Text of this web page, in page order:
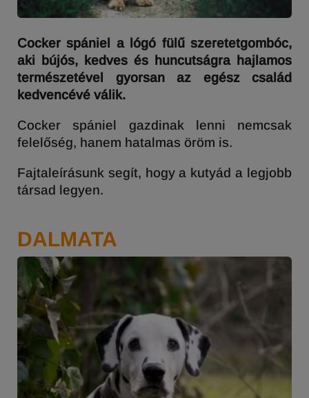
Cocker spániel a lógó fülű szeretetgombóc,
aki bújós, kedves és huncutságra hajlamos
természetével gyorsan az egész család
kedvencévé válik.
Cocker spániel gazdinak lenni nemcsak
felelőség, hanem hatalmas öröm is.
Fajtaleírásunk segít, hogy a kutyád a legjobb
társad legyen.
DALMATA